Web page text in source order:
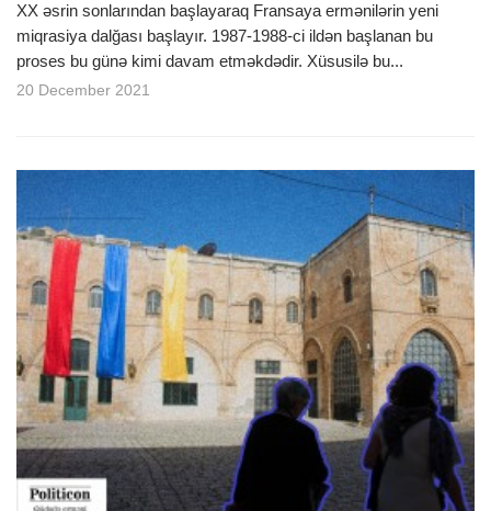
XX əsrin sonlarından başlayaraq Fransaya ermənilərin yeni
miqrasiya dalğası başlayır. 1987-1988-ci ildən başlanan bu
proses bu günə kimi davam etməkdədir. Xüsusilə bu...
20 December 2021